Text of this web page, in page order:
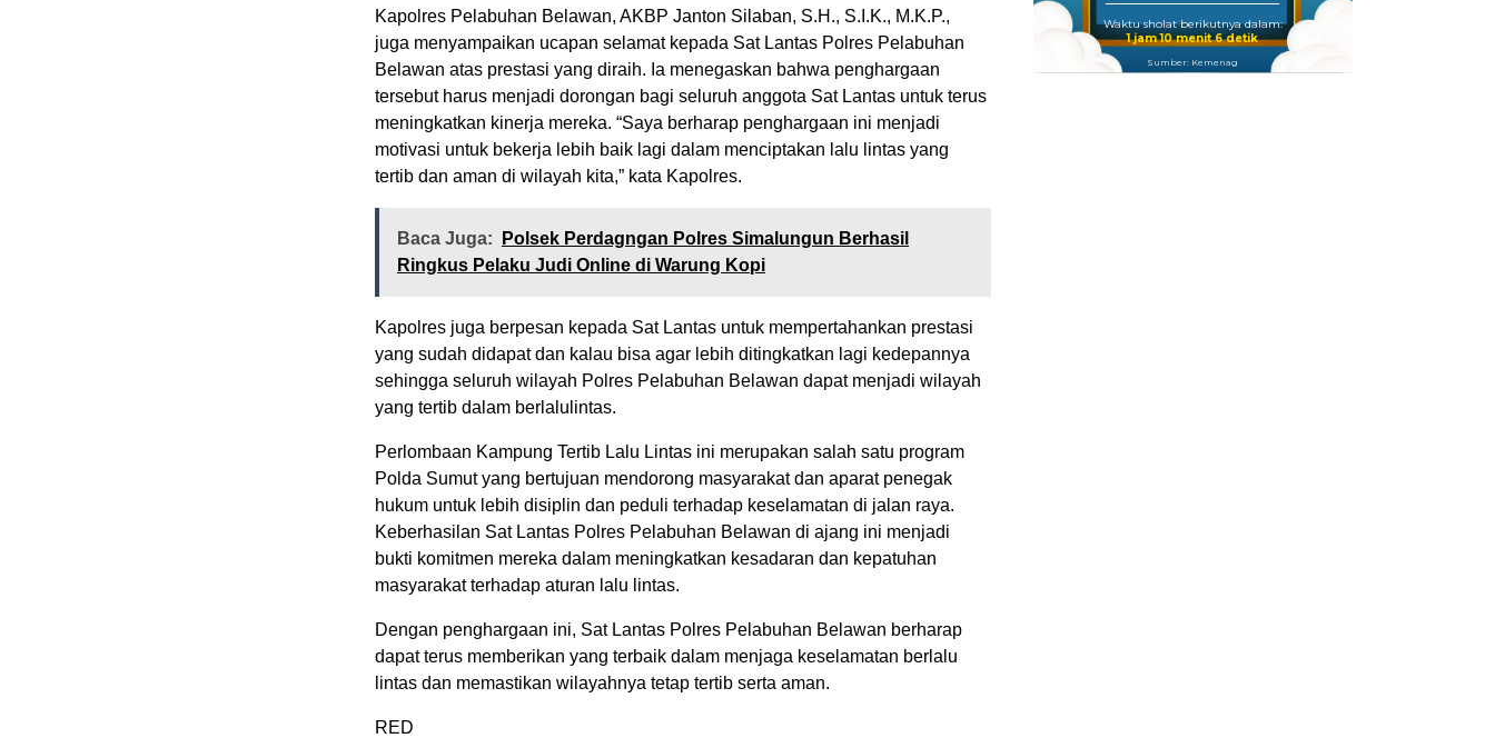
Kapolres Pelabuhan Belawan, AKBP Janton Silaban, S.H., S.I.K., M.K.P.,
juga menyampaikan ucapan selamat kepada Sat Lantas Polres Pelabuhan
Belawan atas prestasi yang diraih. Ia menegaskan bahwa penghargaan
tersebut harus menjadi dorongan bagi seluruh anggota Sat Lantas untuk terus
meningkatkan kinerja mereka. “Saya berharap penghargaan ini menjadi
motivasi untuk bekerja lebih baik lagi dalam menciptakan lalu lintas yang
tertib dan aman di wilayah kita,” kata Kapolres.
Baca Juga:
Polsek Perdagngan Polres Simalungun Berhasil
Ringkus Pelaku Judi Online di Warung Kopi
Kapolres juga berpesan kepada Sat Lantas untuk mempertahankan prestasi
yang sudah didapat dan kalau bisa agar lebih ditingkatkan lagi kedepannya
sehingga seluruh wilayah Polres Pelabuhan Belawan dapat menjadi wilayah
yang tertib dalam berlalulintas.
Perlombaan Kampung Tertib Lalu Lintas ini merupakan salah satu program
Polda Sumut yang bertujuan mendorong masyarakat dan aparat penegak
hukum untuk lebih disiplin dan peduli terhadap keselamatan di jalan raya.
Keberhasilan Sat Lantas Polres Pelabuhan Belawan di ajang ini menjadi
bukti komitmen mereka dalam meningkatkan kesadaran dan kepatuhan
masyarakat terhadap aturan lalu lintas.
Dengan penghargaan ini, Sat Lantas Polres Pelabuhan Belawan berharap
dapat terus memberikan yang terbaik dalam menjaga keselamatan berlalu
lintas dan memastikan wilayahnya tetap tertib serta aman.
RED
Waktu sholat berikutnya dalam:
1 jam 10 menit 6 detik
Sumber: Kemenag